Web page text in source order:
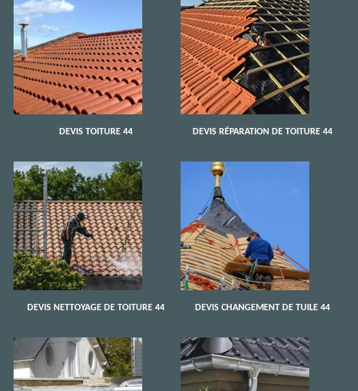
DEVIS TOITURE 44 DEVIS RÉPARATION DE TOITURE 44
DEVIS NETTOYAGE DE TOITURE 44 DEVIS CHANGEMENT DE TUILE 44